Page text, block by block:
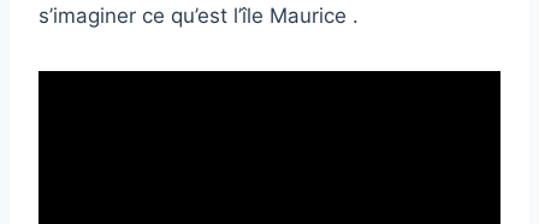
s’imaginer ce qu’est l’île Maurice .